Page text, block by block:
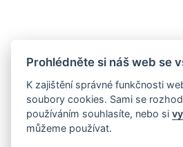
Prohlédněte si náš web se
K zajištění správné funkčnosti
soubory cookies. Sami se
používáním souhlasíte, nebo si
můžeme používat.